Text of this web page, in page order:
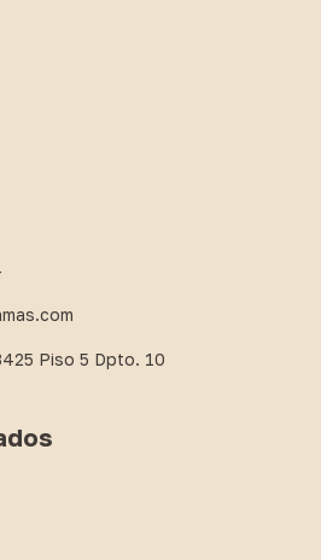
Piso 5 Dpto. 10